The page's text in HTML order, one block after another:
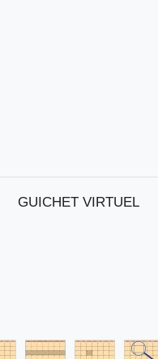
GUICHET VIRTUEL